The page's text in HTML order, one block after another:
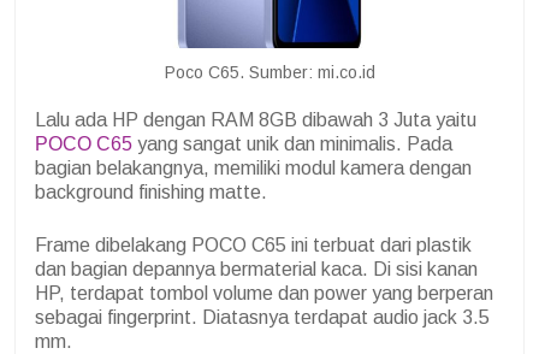
Poco C65. Sumber: mi.co.id
Lalu ada HP dengan RAM 8GB dibawah 3 Juta yaitu
POCO C65 yang sangat unik dan minimalis. Pada
bagian belakangnya, memiliki modul kamera dengan
background finishing matte.
Frame dibelakang POCO C65 ini terbuat dari plastik
dan bagian depannya bermaterial kaca. Di sisi kanan
HP, terdapat tombol volume dan power yang berperan
sebagai fingerprint. Diatasnya terdapat audio jack 3.5
mm.